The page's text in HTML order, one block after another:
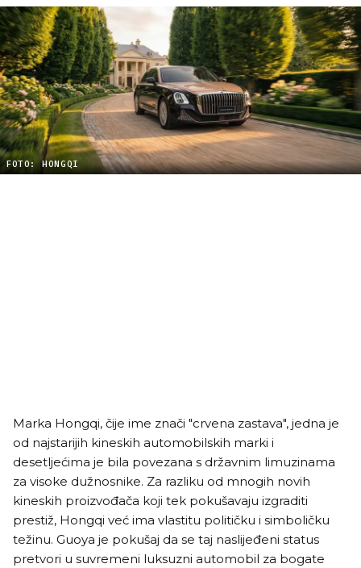
FOTO: HONGQI
Marka Hongqi, čije ime znači "crvena zastava", jedna je
od najstarijih kineskih automobilskih marki i
desetljećima je bila povezana s državnim limuzinama
za visoke dužnosnike. Za razliku od mnogih novih
kineskih proizvođača koji tek pokušavaju izgraditi
prestiž, Hongqi već ima vlastitu političku i simboličku
težinu. Guoya je pokušaj da se taj naslijeđeni status
pretvori u suvremeni luksuzni automobil za bogate